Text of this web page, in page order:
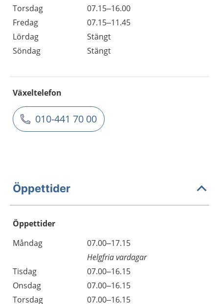
Torsdag
07.15–16.00
Fredag
07.15–11.45
Lördag
Stängt
Söndag
Stängt
Växeltelefon
010-441 70 00
Öppettider
Öppettider
Dag
Öppettider
Kommentarer
Måndag
07.00–17.15
Helgfria vardagar
Tisdag
07.00–16.15
Onsdag
07.00–16.15
Torsdag
07.00–16.15